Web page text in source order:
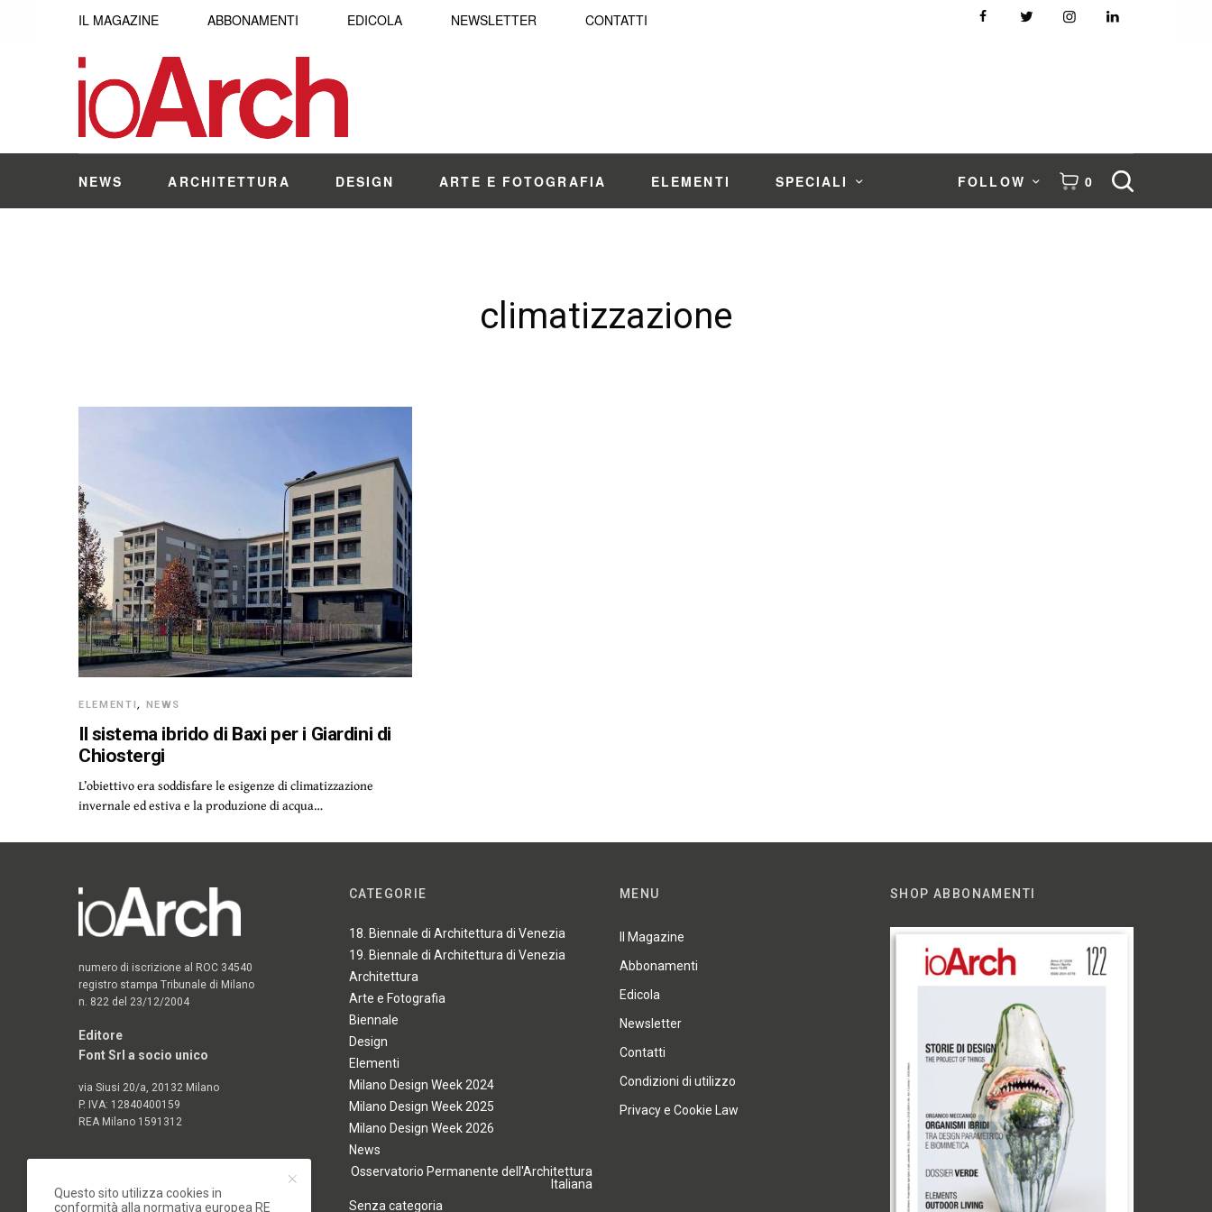
IL MAGAZINE ABBONAMENTI EDICOLA NEWSLETTER CONTATTI
NEWS ARCHITETTURA DESIGN ARTE E FOTOGRAFIA ELEMENTI SPECIALI FOLLOW 0
climatizzazione
ELEMENTI, NEWS
Il sistema ibrido di Baxi per i Giardini di
Chiostergi
L’obiettivo era soddisfare le esigenze di climatizzazione
invernale ed estiva e la produzione di acqua…
numero di iscrizione al ROC 34540
registro stampa Tribunale di Milano
n. 822 del 23/12/2004
Editore
Font Srl a socio unico
via Siusi 20/a, 20132 Milano
P. IVA: 12840400159
REA Milano 1591312
CATEGORIE
18. Biennale di Architettura di Venezia
19. Biennale di Architettura di Venezia
Architettura
Arte e Fotografia
Biennale
Design
Elementi
Milano Design Week 2024
Milano Design Week 2025
Milano Design Week 2026
News
Osservatorio Permanente dell'Architettura
Italiana
Senza categoria
MENU
Il Magazine
Abbonamenti
Edicola
Newsletter
Contatti
Condizioni di utilizzo
Privacy e Cookie Law
SHOP ABBONAMENTI
Questo sito utilizza cookies in
conformità alla normativa europea RE